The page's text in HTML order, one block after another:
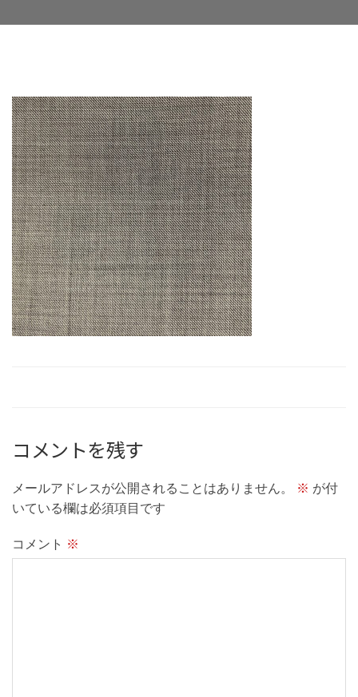
Google+ Email
コメントを残す
メールアドレスが公開されることはありません。 ※ が付
いている欄は必須項目です
コメント ※